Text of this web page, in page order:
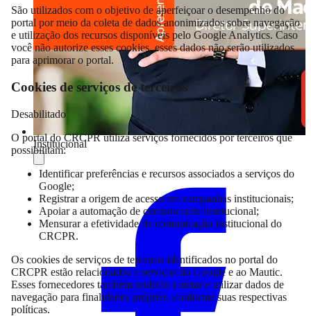
Institucional
Compartilhar
São utilizados com o objetivo de aperfeiçoar o desempenho do
portal por meio da coleta de dados anonimizados sobre navegação
e utilização dos recursos disponíveis pelo Google Analytics. Caso
você não autorize esses cookies, esses dados não serão utilizados
para aprimorar o portal.
Cookies de serviços de terceiros
Desabilitado
O portal do CRCPR utiliza serviços fornecidos por terceiros que
possibilitam:
Identificar preferências e recursos associados a serviços do
Google;
Registrar a origem de acesso em campanhas institucionais;
Apoiar a automação de comunicação institucional;
Mensurar a efetividade da comunicação institucional do
CRCPR.
Os cookies de serviços de terceiros identificados no portal do
CRCPR estão relacionados a serviços do Google e ao Mautic.
Esses fornecedores também poderão coletar e utilizar dados de
navegação para finalidades próprias, conforme suas respectivas
políticas.